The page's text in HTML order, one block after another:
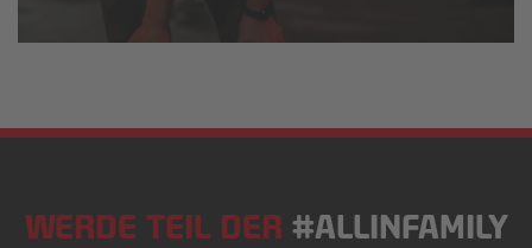
WERDE TEIL DER #ALLINFAMILY